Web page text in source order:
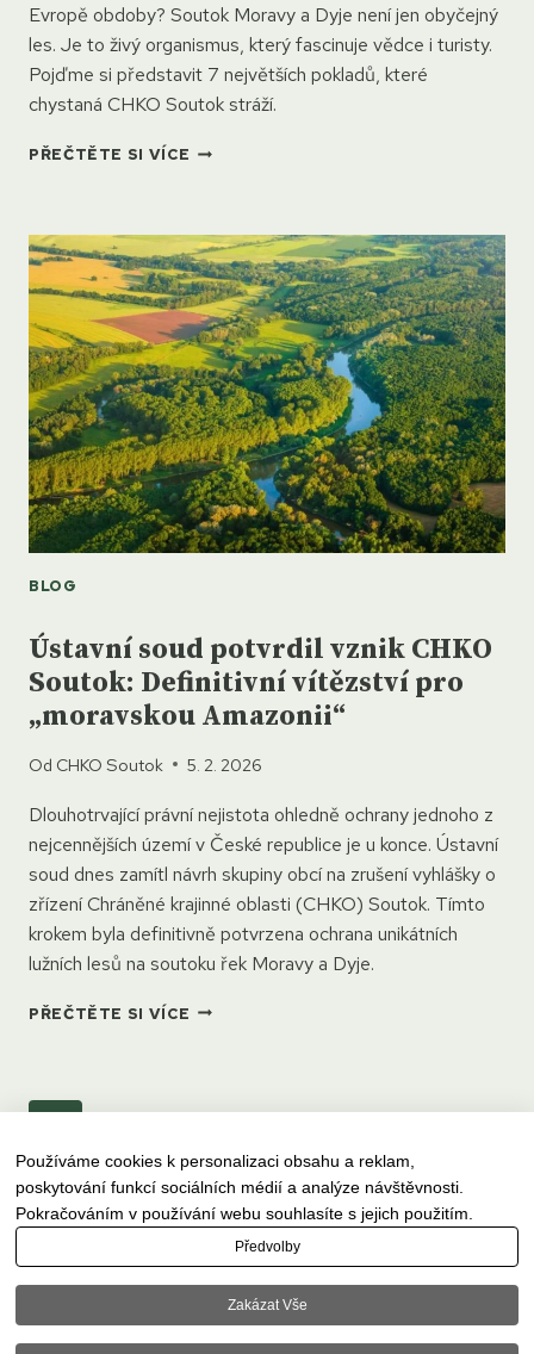
Evropě obdoby? Soutok Moravy a Dyje není jen obyčejný
les. Je to živý organismus, který fascinuje vědce i turisty.
Pojďme si představit 7 největších pokladů, které
chystaná CHKO Soutok stráží.
PŘEČTĚTE SI VÍCE 7
PROČ
MUSÍME
SOUTOK
CHRÁNIT?
BLOG
Ústavní soud potvrdil vznik CHKO
Soutok: Definitivní vítězství pro
„moravskou Amazonii“
Od CHKO Soutok 5. 2. 2026
Dlouhotrvající právní nejistota ohledně ochrany jednoho z
nejcennějších území v České republice je u konce. Ústavní
soud dnes zamítl návrh skupiny obcí na zrušení vyhlášky o
zřízení Chráněné krajinné oblasti (CHKO) Soutok. Tímto
krokem byla definitivně potvrzena ochrana unikátních
lužních lesů na soutoku řek Moravy a Dyje.
PŘEČTĚTE SI VÍCE ÚSTAVNÍ
DEFINITIVNÍ
PRO
„MORAVSKOU
AMAZONII“
na
stránce
strana
© 2023–2026 Moravská Amazonie.
Všechna práva vyhrazena |Ochrana
soukromí
Používáme cookies k personalizaci obsahu a reklam,
poskytování funkcí sociálních médií a analýze návštěvnosti.
Pokračováním v používání webu souhlasíte s jejich použitím.
Předvolby
Zakázat Vše